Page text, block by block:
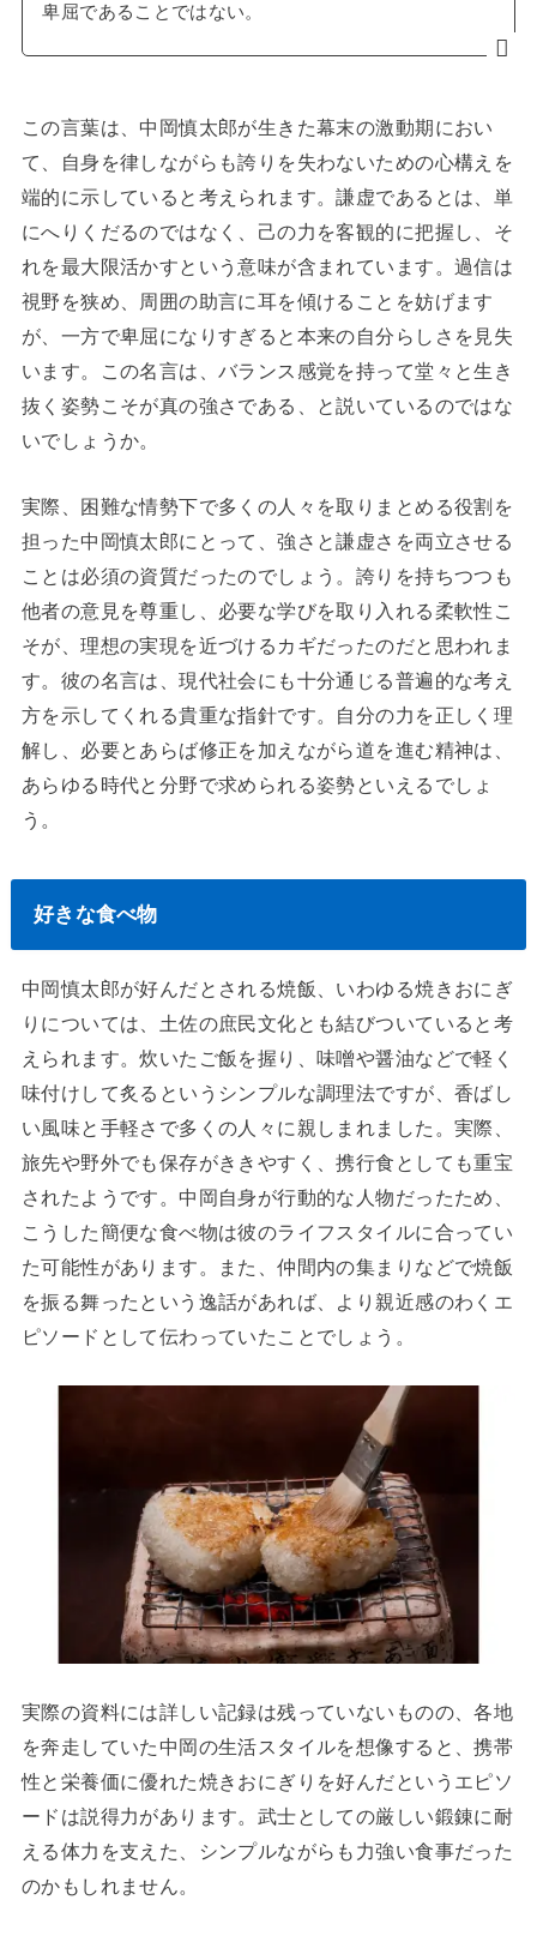
卑屈であることではない。
この言葉は、中岡慎太郎が生きた幕末の激動期におい
て、自身を律しながらも誇りを失わないための心構えを
端的に示していると考えられます。謙虚であるとは、単
にへりくだるのではなく、己の力を客観的に把握し、そ
れを最大限活かすという意味が含まれています。過信は
視野を狭め、周囲の助言に耳を傾けることを妨げます
が、一方で卑屈になりすぎると本来の自分らしさを見失
います。この名言は、バランス感覚を持って堂々と生き
抜く姿勢こそが真の強さである、と説いているのではな
いでしょうか。
実際、困難な情勢下で多くの人々を取りまとめる役割を
担った中岡慎太郎にとって、強さと謙虚さを両立させる
ことは必須の資質だったのでしょう。誇りを持ちつつも
他者の意見を尊重し、必要な学びを取り入れる柔軟性こ
そが、理想の実現を近づけるカギだったのだと思われま
す。彼の名言は、現代社会にも十分通じる普遍的な考え
方を示してくれる貴重な指針です。自分の力を正しく理
解し、必要とあらば修正を加えながら道を進む精神は、
あらゆる時代と分野で求められる姿勢といえるでしょ
う。
好きな食べ物
中岡慎太郎が好んだとされる焼飯、いわゆる焼きおにぎ
りについては、土佐の庶民文化とも結びついていると考
えられます。炊いたご飯を握り、味噌や醤油などで軽く
味付けして炙るというシンプルな調理法ですが、香ばし
い風味と手軽さで多くの人々に親しまれました。実際、
旅先や野外でも保存がききやすく、携行食としても重宝
されたようです。中岡自身が行動的な人物だったため、
こうした簡便な食べ物は彼のライフスタイルに合ってい
た可能性があります。また、仲間内の集まりなどで焼飯
を振る舞ったという逸話があれば、より親近感のわくエ
ピソードとして伝わっていたことでしょう。
実際の資料には詳しい記録は残っていないものの、各地
を奔走していた中岡の生活スタイルを想像すると、携帯
性と栄養価に優れた焼きおにぎりを好んだというエピソ
ードは説得力があります。武士としての厳しい鍛錬に耐
える体力を支えた、シンプルながらも力強い食事だった
のかもしれません。